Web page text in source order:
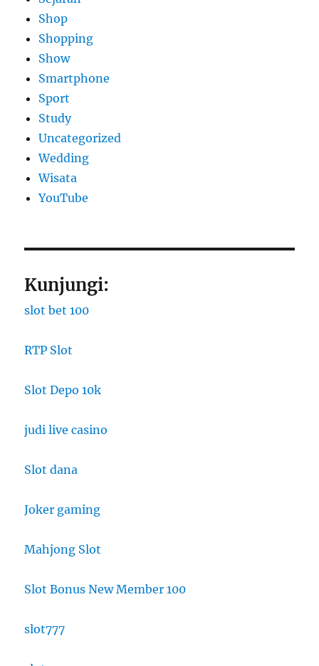
Shop
Shopping
Show
Smartphone
Sport
Study
Uncategorized
Wedding
Wisata
YouTube
Kunjungi:
slot bet 100
RTP Slot
Slot Depo 10k
judi live casino
Slot dana
Joker gaming
Mahjong Slot
Slot Bonus New Member 100
slot777